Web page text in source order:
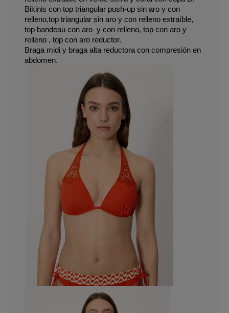
Bikinis con top triangular push-up sin aro y con
relleno,top triangular sin aro y con relleno extraíble,
top bandeau con aro  y con relleno, top con aro y
relleno , top con aro reductor.
Braga midi y braga alta reductora con compresión en
abdomen.